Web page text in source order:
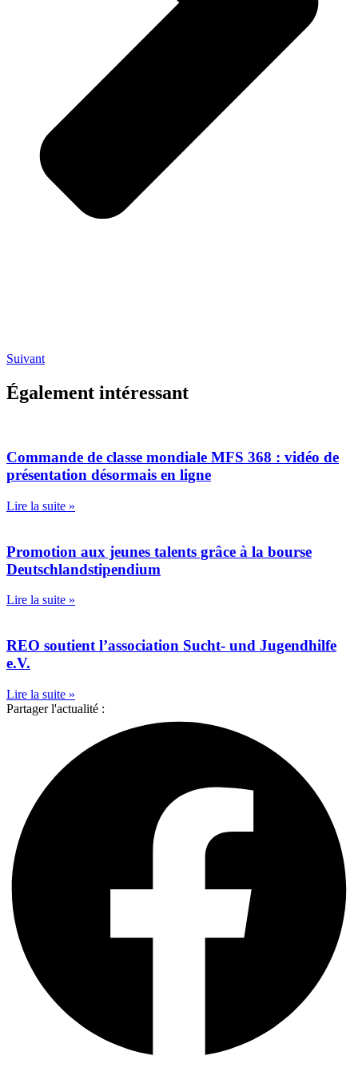
Suivant
Également intéressant
Commande de classe mondiale MFS 368 : vidéo de
présentation désormais en ligne
Lire la suite »
Promotion aux jeunes talents grâce à la bourse
Deutschlandstipendium
Lire la suite »
REO soutient l’association Sucht- und Jugendhilfe
e.V.
Lire la suite »
Partager l'actualité :